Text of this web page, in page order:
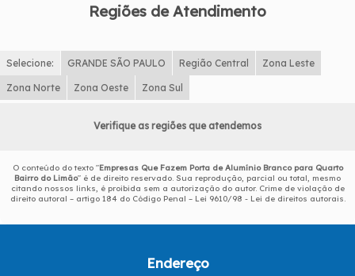
Regiões de Atendimento
Selecione: GRANDE SÃO PAULO Região Central Zona Leste
Zona Norte Zona Oeste Zona Sul
Verifique as regiões que atendemos
O conteúdo do texto "Empresas Que Fazem Porta de Alumínio Branco para Quarto
Bairro do Limão" é de direito reservado. Sua reprodução, parcial ou total, mesmo
citando nossos links, é proibida sem a autorização do autor. Crime de violação de
direito autoral – artigo 184 do Código Penal – Lei 9610/98 - Lei de direitos autorais
Endereço